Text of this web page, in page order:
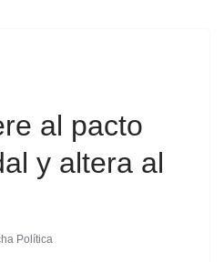
al pacto
y altera al
Política